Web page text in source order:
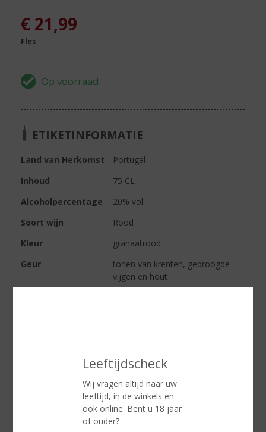
Leeftijdscheck
Wij vragen altijd naar uw
leeftijd, in de winkels en
ook online. Bent u 18 jaar
of ouder?
€ 21,99
Fles
ETIKETINFORMATIE
Land van Herkomst
Portugal
Inhoud
75 CL
Alcoholpercentage
20% vol
Soort wijn
Rood
Kleur
granaatrood
Geur
tonen van krenten, gedroogde
vijgen en hout
Tussen 12 - 14 °C.
Reviews